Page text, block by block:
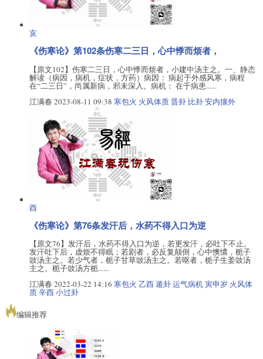
亥
《伤寒论》第102条伤寒二三日，心中悸而烦者，
【原文102】伤寒二三日，心中悸而烦者，小建中汤主之。一、静态
解读（病因，病机，症状，方药）病因： 病起于外感风寒，病程
在“二三日”，尚属新病，邪未深入。病机： 在于病患......
江满春 2023-08-11 09:38 寒包火 火风体质晋卦 比卦安内攘外
酉
《伤寒论》第76条发汗后，水药不得入口为逆
【原文76】发汗后，水药不得入口为逆，若更发汗，必吐下不止。
发汗吐下后，虚烦不得眠；若剧者，必反复颠倒，心中懊憹，栀子
豉汤主之。若少气者，栀子甘草豉汤主之。若呕者，栀子生姜豉汤
主之。栀子豉汤方栀......
江满春 2022-03-22 14:16 寒包火 乙酉遁卦运气病机寅申岁 火风体
质辛酉小过卦
编辑推荐